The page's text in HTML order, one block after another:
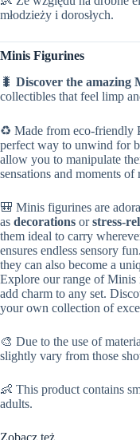
młodzieży i dorosłych.
Minis Figurines
🐛 Discover the amazing
collectibles that feel limp
♻️ Made from eco-friendly
perfect way to unwind for
allow you to manipulate
sensations and moments of
🎒 Minis figurines are
as decorations orstress-
them ideal to carry
ensures endless sensory
they can also become a
Explore our range of Minis
add charm to any set.
your own collection of
🎨 Due to the use of
slightly vary from those
👶 This product contains
adults.
Zobacz też